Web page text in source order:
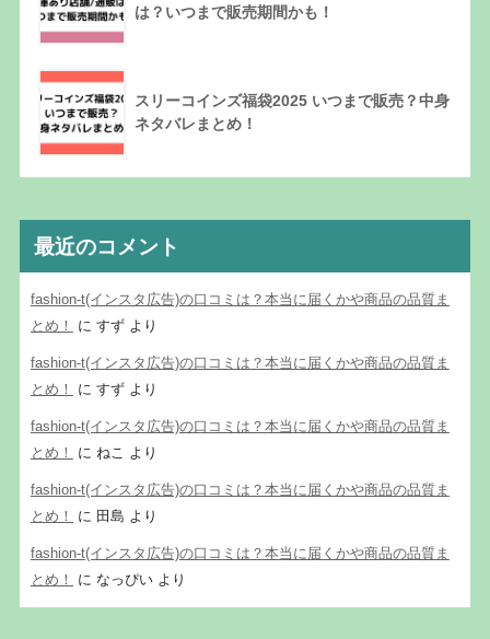
は？いつまで販売期間かも！
スリーコインズ福袋2025 いつまで販売？中身
ネタバレまとめ！
最近のコメント
fashion-t(インスタ広告)の口コミは？本当に届くかや商品の品質ま
とめ！
に すずより
fashion-t(インスタ広告)の口コミは？本当に届くかや商品の品質ま
とめ！
に すずより
fashion-t(インスタ広告)の口コミは？本当に届くかや商品の品質ま
とめ！
に ねこ より
fashion-t(インスタ広告)の口コミは？本当に届くかや商品の品質ま
とめ！
に 田島 より
fashion-t(インスタ広告)の口コミは？本当に届くかや商品の品質ま
とめ！
に なっぴいより